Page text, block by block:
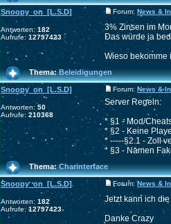
Snoopy_on_[L.S.D]
Antworten:182
Aufrufe: 12797423
Forum: News &
3% Zinsen im
Das würde ja
Wieso bekomme
Thema:Beleidigungen
Snoopy_on_[L.S.D]
Antworten: 50
Aufrufe: 210368
Forum: News &
Server Regeln:
* §1 - Mod/
* §2 - Keine
* -----§2.1 - Zoll
* §3 - Namen
Thema:Charinterface
Snoopy_on_[L.S.D]
Antworten: 182
Aufrufe: 12797423
Forum:News &
Jetzt kann ich
Danke Crazy